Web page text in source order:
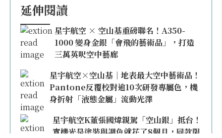
延伸閱讀
星宇航空 × 空山基重磅聯名！A350-
1000 變身金銀「會飛的藝術品」，打造
三萬英呎空中藝廊
星宇航空×空山基｜地表最大空中藝術品！
Pantone反覆校對逾10次研發專屬色，機
身折射「液態金屬」流動光澤
星宇航空K董張國煒親駕「空山銀」抵台！
實機光是塗裝與調色就花了8個月，同款限